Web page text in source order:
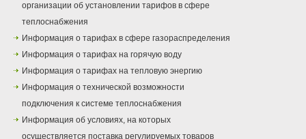
организации об установлении тарифов в сфере
теплоснабжения
Информация о тарифах в сфере газораспределения
Информация о тарифах на горячую воду
Информация о тарифах на тепловую энергию
Информация о технической возможности
подключения к системе теплоснабжения
Информация об условиях, на которых
осуществляется поставка регулируемых товаров